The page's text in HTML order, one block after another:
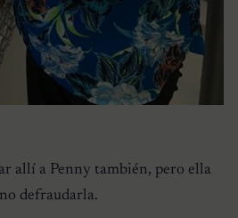
allí a Penny también, pero ella
defraudarla.